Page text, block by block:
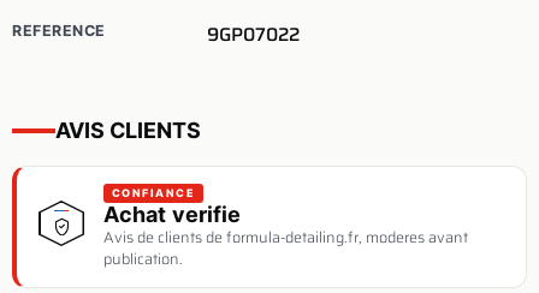
REFERENCE 9GP07022
AVIS CLIENTS
CONFIANCE
Achat verifie
Avis de clients de formula-detailing.fr, moderes avant
publication.